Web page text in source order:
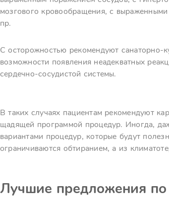
мозгового кровообращения, с
пр.
С осторожностью рекомендуют
возможности появления неадекватных
сердечно-сосудистой системы.
В таких случаях пациентам рекомендуют
щадящей программой процедур. Иногда,
вариантами процедур, которые будут
ограничиваются обтиранием, а из
Лучшие предложения по